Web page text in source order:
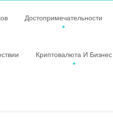
Достопримечательности
Криптовалюта И Бизнес